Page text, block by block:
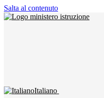
Salta al contenuto
Italiano